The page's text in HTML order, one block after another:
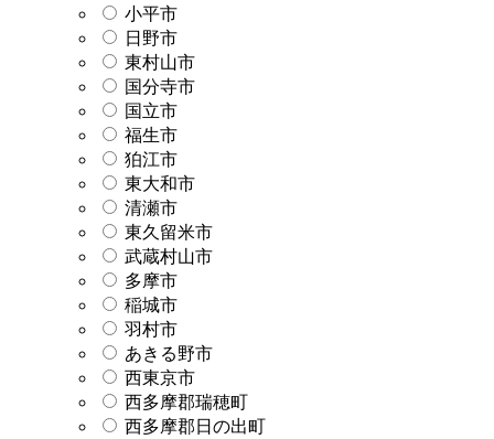
小平市
日野市
東村山市
国分寺市
国立市
福生市
狛江市
東大和市
清瀬市
東久留米市
武蔵村山市
多摩市
稲城市
羽村市
あきる野市
西東京市
西多摩郡瑞穂町
西多摩郡日の出町